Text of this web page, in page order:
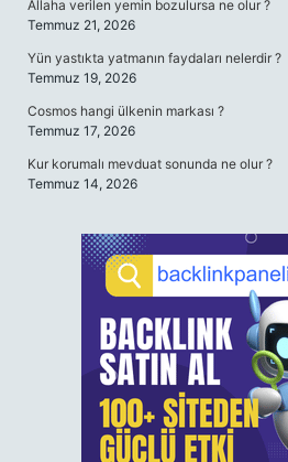
Allaha verilen yemin bozulursa ne olur ?
Temmuz 21, 2026
Yün yastıkta yatmanın faydaları nelerdir ?
Temmuz 19, 2026
Cosmos hangi ülkenin markası ?
Temmuz 17, 2026
Kur korumalı mevduat sonunda ne olur ?
Temmuz 14, 2026